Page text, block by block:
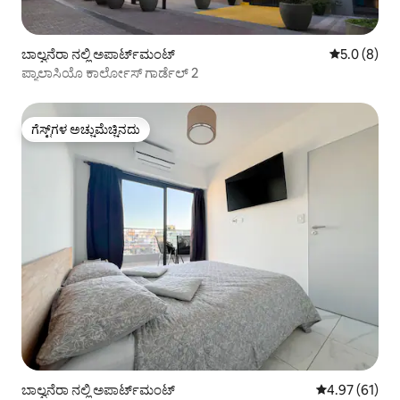
ಬಾಲ್ವನೆರಾ ನಲ್ಲಿ ಅಪಾರ್ಟ್‌ಮಂಟ್ 5 ರಲ್ಲಿ 5.0
5.0 (8)
ಪ್ಯಾಲಾಸಿಯೊ ಕಾರ್ಲೋಸ್ ಗಾರ್ಡೆಲ್ 2
ಗೆಸ್ಟ್‌ಗಳ ಅಚ್ಚುಮೆಚ್ಚಿನದು
ಗೆಸ್ಟ್‌ಗಳ ಅಚ್ಚುಮೆಚ್ಚಿನದು
ಬಾಲ್ವನೆರಾ ನಲ್ಲಿ ಅಪಾರ್ಟ್‌ಮಂಟ್ 5 ರಲ್ಲಿ 4.97
4.97 (61)